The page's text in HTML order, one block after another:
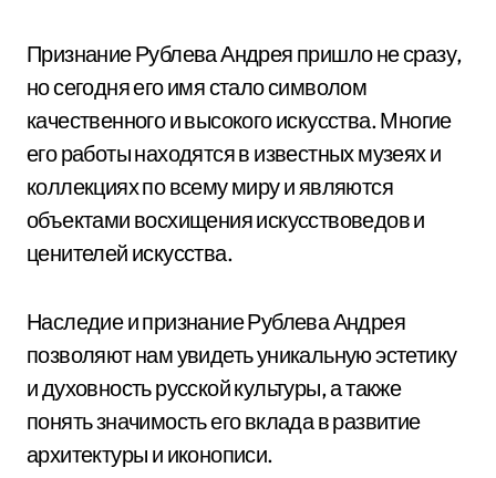
Признание Рублева Андрея пришло не сразу,
но сегодня его имя стало символом
качественного и высокого искусства. Многие
его работы находятся в известных музеях и
коллекциях по всему миру и являются
объектами восхищения искусствоведов и
ценителей искусства.
Наследие и признание Рублева Андрея
позволяют нам увидеть уникальную эстетику
и духовность русской культуры, а также
понять значимость его вклада в развитие
архитектуры и иконописи.